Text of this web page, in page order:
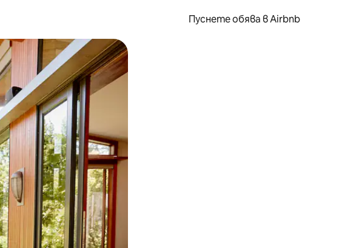
Пуснете обява в Airbnb
навигирайте с докосване или плъзгане.